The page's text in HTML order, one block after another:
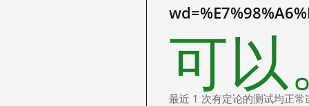
可以
最近 1 次有定论的测试均正常